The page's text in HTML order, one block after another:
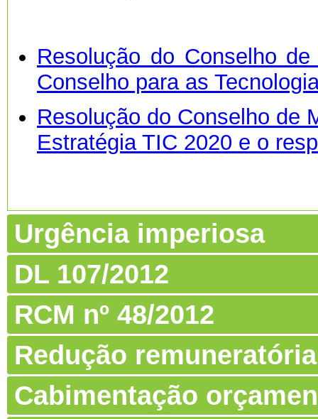
Resolução do Conselho
Conselho para as
Resolução do Conselho de
Estratégia TIC 2020 e o
Urgência imperiosa
DL 107/2012
RCM nº 48/2012
Redução remuneratória
Cabimentação